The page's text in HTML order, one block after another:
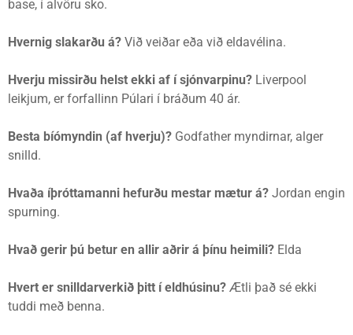
base, í alvöru sko.
Hvernig slakarðu á? Við veiðar eða við eldavélina.
Hverju missirðu helst ekki af í sjónvarpinu? Liverpool
leikjum, er forfallinn Púlari í bráðum 40 ár.
Besta bíómyndin (af hverju)? Godfather myndirnar, alger
snilld.
Hvaða íþróttamanni hefurðu mestar mætur á? Jordan engin
spurning.
Hvað gerir þú betur en allir aðrir á þínu heimili? Elda
Hvert er snilldarverkið þitt í eldhúsinu? Ætli það sé ekki
tuddi með benna.